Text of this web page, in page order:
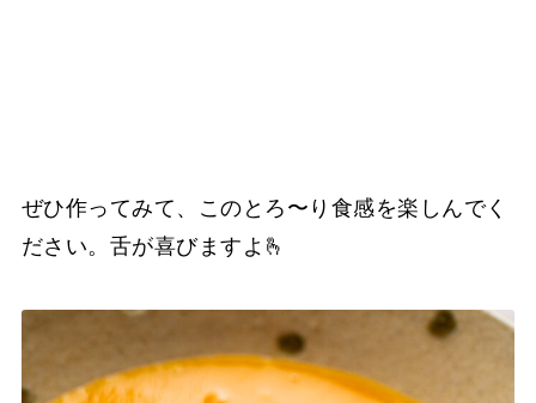
ぜひ作ってみて、このとろ〜り食感を楽しんでく
ださい。舌が喜びますよ🫰